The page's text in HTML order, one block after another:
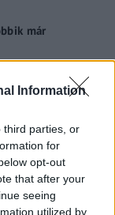
Information
third parties, or
for
opt-out
that after your
seeing
utilized by
már